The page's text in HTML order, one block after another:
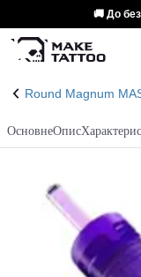
🚚 До
Round Magnum
ОсновнеОпис